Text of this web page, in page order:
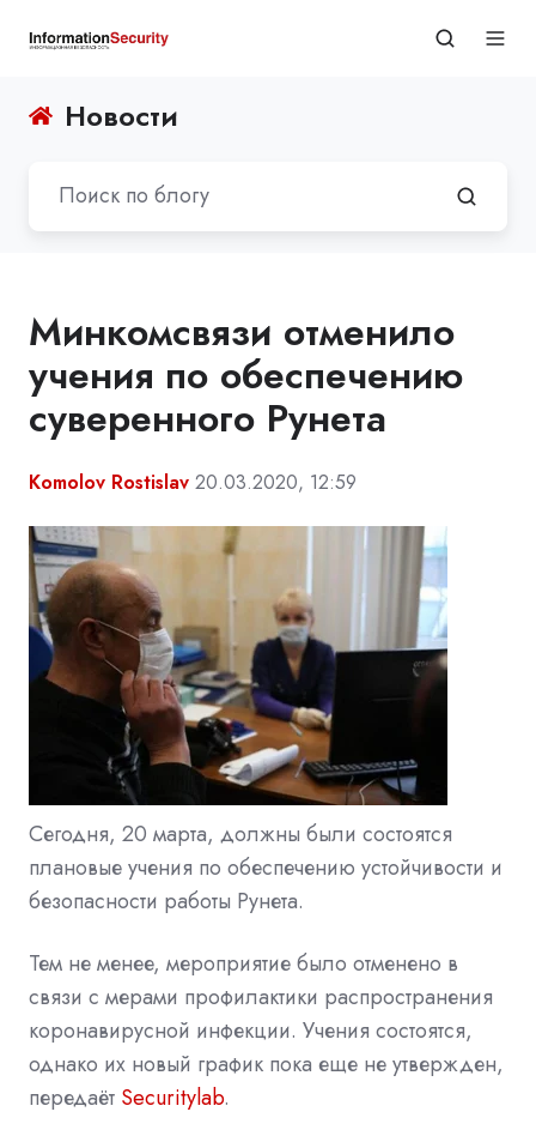
Новости
Минкомсвязи отменило
учения по обеспечению
суверенного Рунета
Komolov Rostislav 20.03.2020, 12:59
Сегодня, 20 марта, должны были состоятся
плановые учения по обеспечению устойчивости и
безопасности работы Рунета.
Тем не менее, мероприятие было отменено в
связи с мерами профилактики распространения
коронавирусной инфекции. Учения состоятся,
однако их новый график пока еще не утвержден,
передаёт Securitylab.